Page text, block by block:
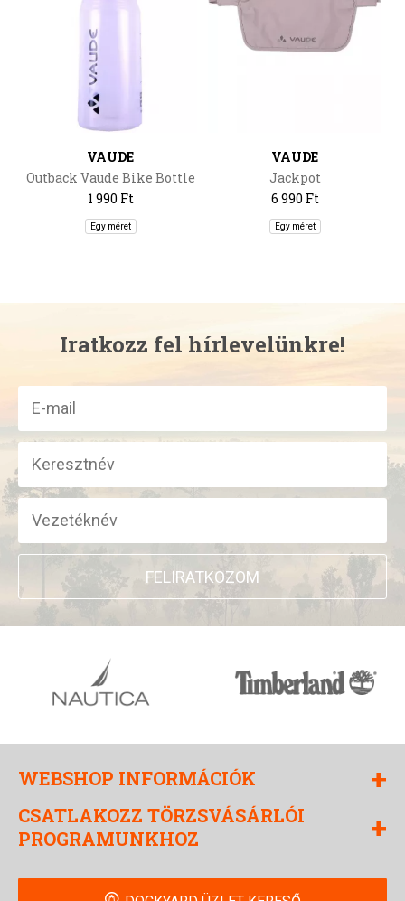
VAUDE
Outback Vaude Bike Bottle
0,75L
1 990 Ft
Egy méret
VAUDE
Jackpot
6 990 Ft
Egy méret
Iratkozz fel hírlevelünkre!
FELIRATKOZOM
WEBSHOP INFORMÁCIÓK +
CSATLAKOZZ TÖRZSVÁSÁRLÓI
PROGRAMUNKHOZ
+